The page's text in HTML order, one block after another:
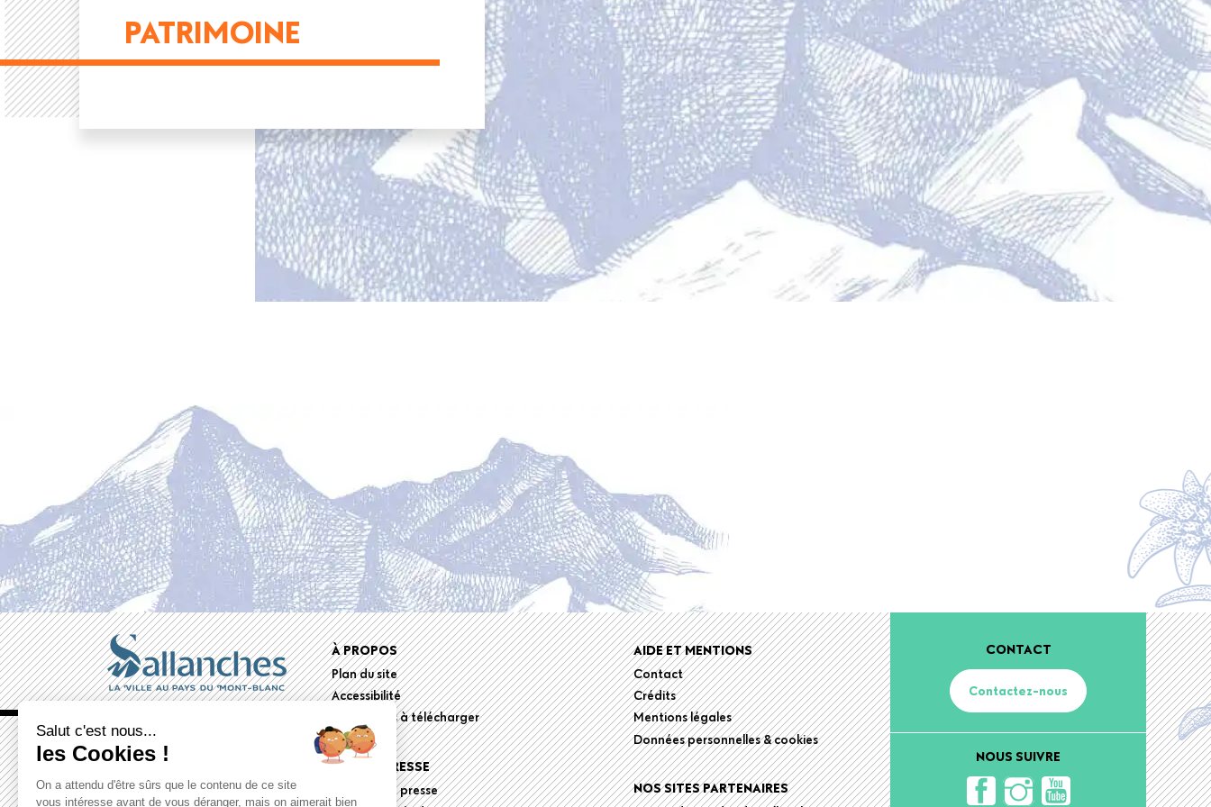
PATRIMOINE
CONTACT
Contactez-nous
NOUS SUIVRE
Footer
menu
À PROPOS
Plan du site
Accessibilité
Documents à télécharger
ESPACE PRESSE
Dossiers de presse
AIDE ET MENTIONS
Contact
Crédits
Mentions légales
Données personnelles & cookies
NOS SITES PARTENAIRES
Salut c'est nous...
les Cookies !
On a attendu d'être sûrs que le contenu de ce site
vous intéresse avant de vous déranger, mais on aimerait bien